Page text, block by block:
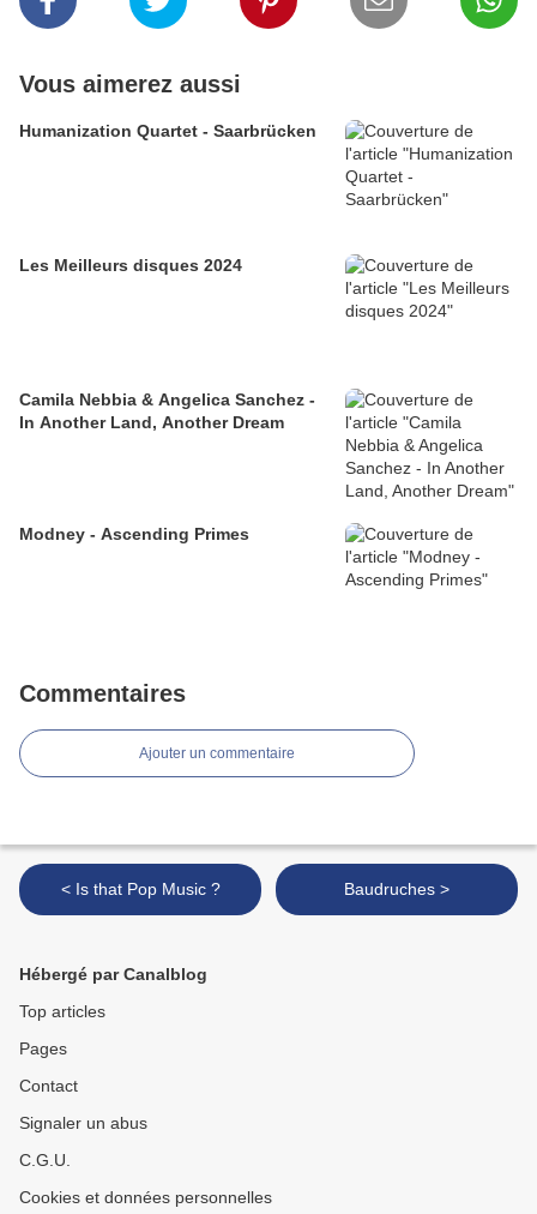
Vous aimerez aussi
Humanization Quartet - Saarbrücken
Les Meilleurs disques 2024
Camila Nebbia & Angelica Sanchez -
In Another Land, Another Dream
Modney - Ascending Primes
Commentaires
Ajouter un commentaire
< Is that Pop Music ? Baudruches >
Hébergé par Canalblog
Top articles
Pages
Contact
Signaler un abus
C.G.U.
Cookies et données personnelles